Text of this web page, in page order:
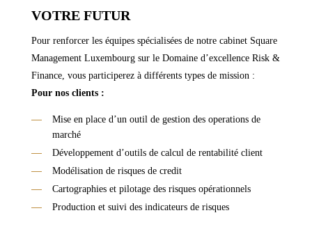
VOTRE FUTUR
Pour renforcer les équipes spécialisées de notre cabinet Square
Management Luxembourg sur le Domaine d’excellence Risk &
Finance, vous participerez à différents types de mission :
Pour nos clients :
Mise en place d’un outil de gestion des operations de
marché
Développement d’outils de calcul de rentabilité client
Modélisation de risques de credit
Cartographies et pilotage des risques opérationnels
Production et suivi des indicateurs de risques